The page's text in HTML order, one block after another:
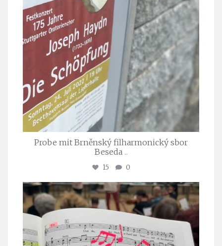
Probe mit Brněnský filharmonický sbor
Beseda ...
15 0
stuttgarter_oratorienchor
Juli 23